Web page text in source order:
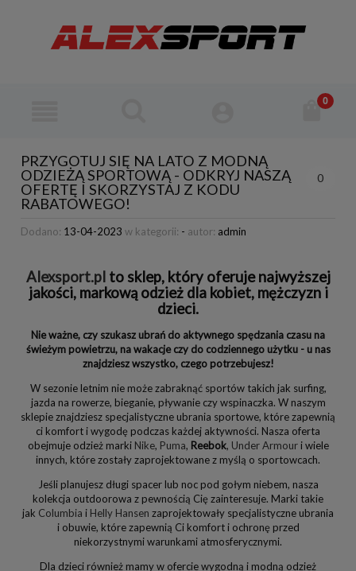
PRZYGOTUJ SIĘ NA LATO Z MODNĄ
ODZIEŻĄ SPORTOWĄ - ODKRYJ NASZĄ
OFERTĘ I SKORZYSTAJ Z KODU
RABATOWEGO!
0
Dodano: 13-04-2023 w kategorii: - autor: admin
Alexsport.pl to sklep, który oferuje najwyższej
jakości, markową odzież dla kobiet, mężczyzn i
dzieci.
Nie ważne, czy szukasz ubrań do aktywnego spędzania czasu na
świeżym powietrzu, na wakacje czy do codziennego użytku - u nas
znajdziesz wszystko, czego potrzebujesz!
W sezonie letnim nie może zabraknąć sportów takich jak surfing,
jazda na rowerze, bieganie, pływanie czy wspinaczka. W naszym
sklepie znajdziesz specjalistyczne ubrania sportowe, które zapewnią
ci komfort i wygodę podczas każdej aktywności. Nasza oferta
obejmuje odzież marki Nike, Puma, Reebok, Under Armouri wiele
innych, które zostały zaprojektowane z myślą o sportowcach.
Jeśli planujesz długi spacer lub noc pod gołym niebem, nasza
kolekcja outdoorowa z pewnością Cię zainteresuje. Marki takie
jak Columbia i Helly Hansen zaprojektowały specjalistyczne ubrania
i obuwie, które zapewnią Ci komfort i ochronę przed
niekorzystnymi warunkami atmosferycznymi.
Dla dzieci również mamy w ofercie wygodną i modną odzież